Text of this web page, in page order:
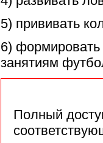
5) прививать
6) формировать
занятиям
Полный